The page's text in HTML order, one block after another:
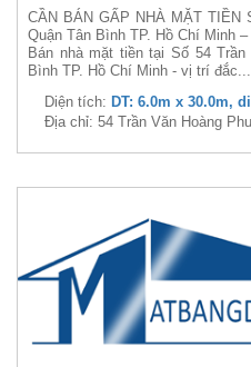
CẦN BÁN GẤP NHÀ MẶT TIỀN
Quận Tân Bình TP. Hồ Chí Minh
Bán nhà mặt tiền tại Số 54
Bình TP. Hồ Chí Minh - vị trí đắc...
Diện tích: DT: 6.0m x 30.0m,
Địa chỉ: 54 Trần Văn Hoàng